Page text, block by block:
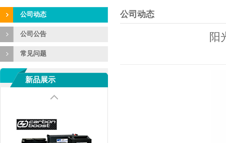
公司动态
公司公告
常见问题
新品展示
公司动态
阳